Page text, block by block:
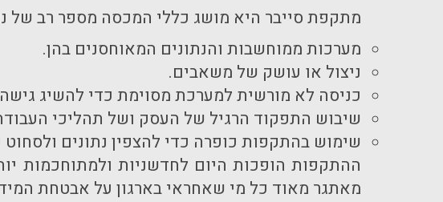
מתקפת סייבר היא מושג כללי המכסה מספר רב של
מערכות ממוחשבות והנתונים המאוחסנים בהן.
ניצול או עושק של משאבים.
כניסה לא מורשית למערכת מסוימת כדי להשיג
שיבוש התפקוד הרגיל של העסק ושל תהליכי
שימוש בהתקפות כופרה כדי להצפין נתונים
ההתקפות הופכות היום לחדשניות ולמתוחכמות
מאתגר מאוד כל מי שאחראי בארגון על אבטחת